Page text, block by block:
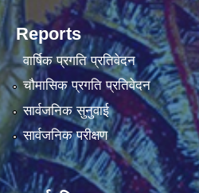
Reports
वार्षिक प्रगति प्रतिवेदन
चौमासिक प्रगति प्रतिवेदन
सार्वजनिक सुनुवाई
सार्वजनिक परीक्षण